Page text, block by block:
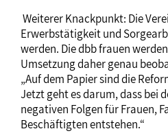
Weiterer Knackpunkt: Die
Erwerbstätigkeit und
werden. Die dbb frauen
Umsetzung daher genau
„Auf dem Papier sind die
Jetzt geht es darum, dass bei
negativen Folgen für Frauen,
Beschäftigten entstehen.“